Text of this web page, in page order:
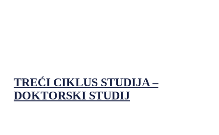
TREĆI CIKLUS STUDIJA –
DOKTORSKI STUDIJ